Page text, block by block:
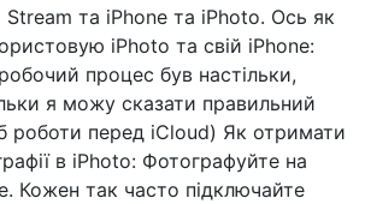
Stream та iPhone та iPhoto. Ось як
iPhoto та свій iPhone:
процес був настільки,
я можу сказати правильний
роботи перед iCloud) Як отримати
в iPhoto: Фотографуйте на
Кожен так часто підключайте